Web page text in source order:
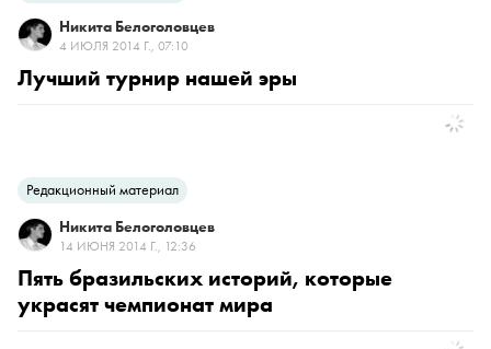
Никита Белоголовцев
4 ИЮЛЯ 2014 Г., 07:10
Лучший турнир нашей эры
Редакционный материал
Никита Белоголовцев
14 ИЮНЯ 2014 Г., 12:36
Пять бразильских историй, которые
украсят чемпионат мира